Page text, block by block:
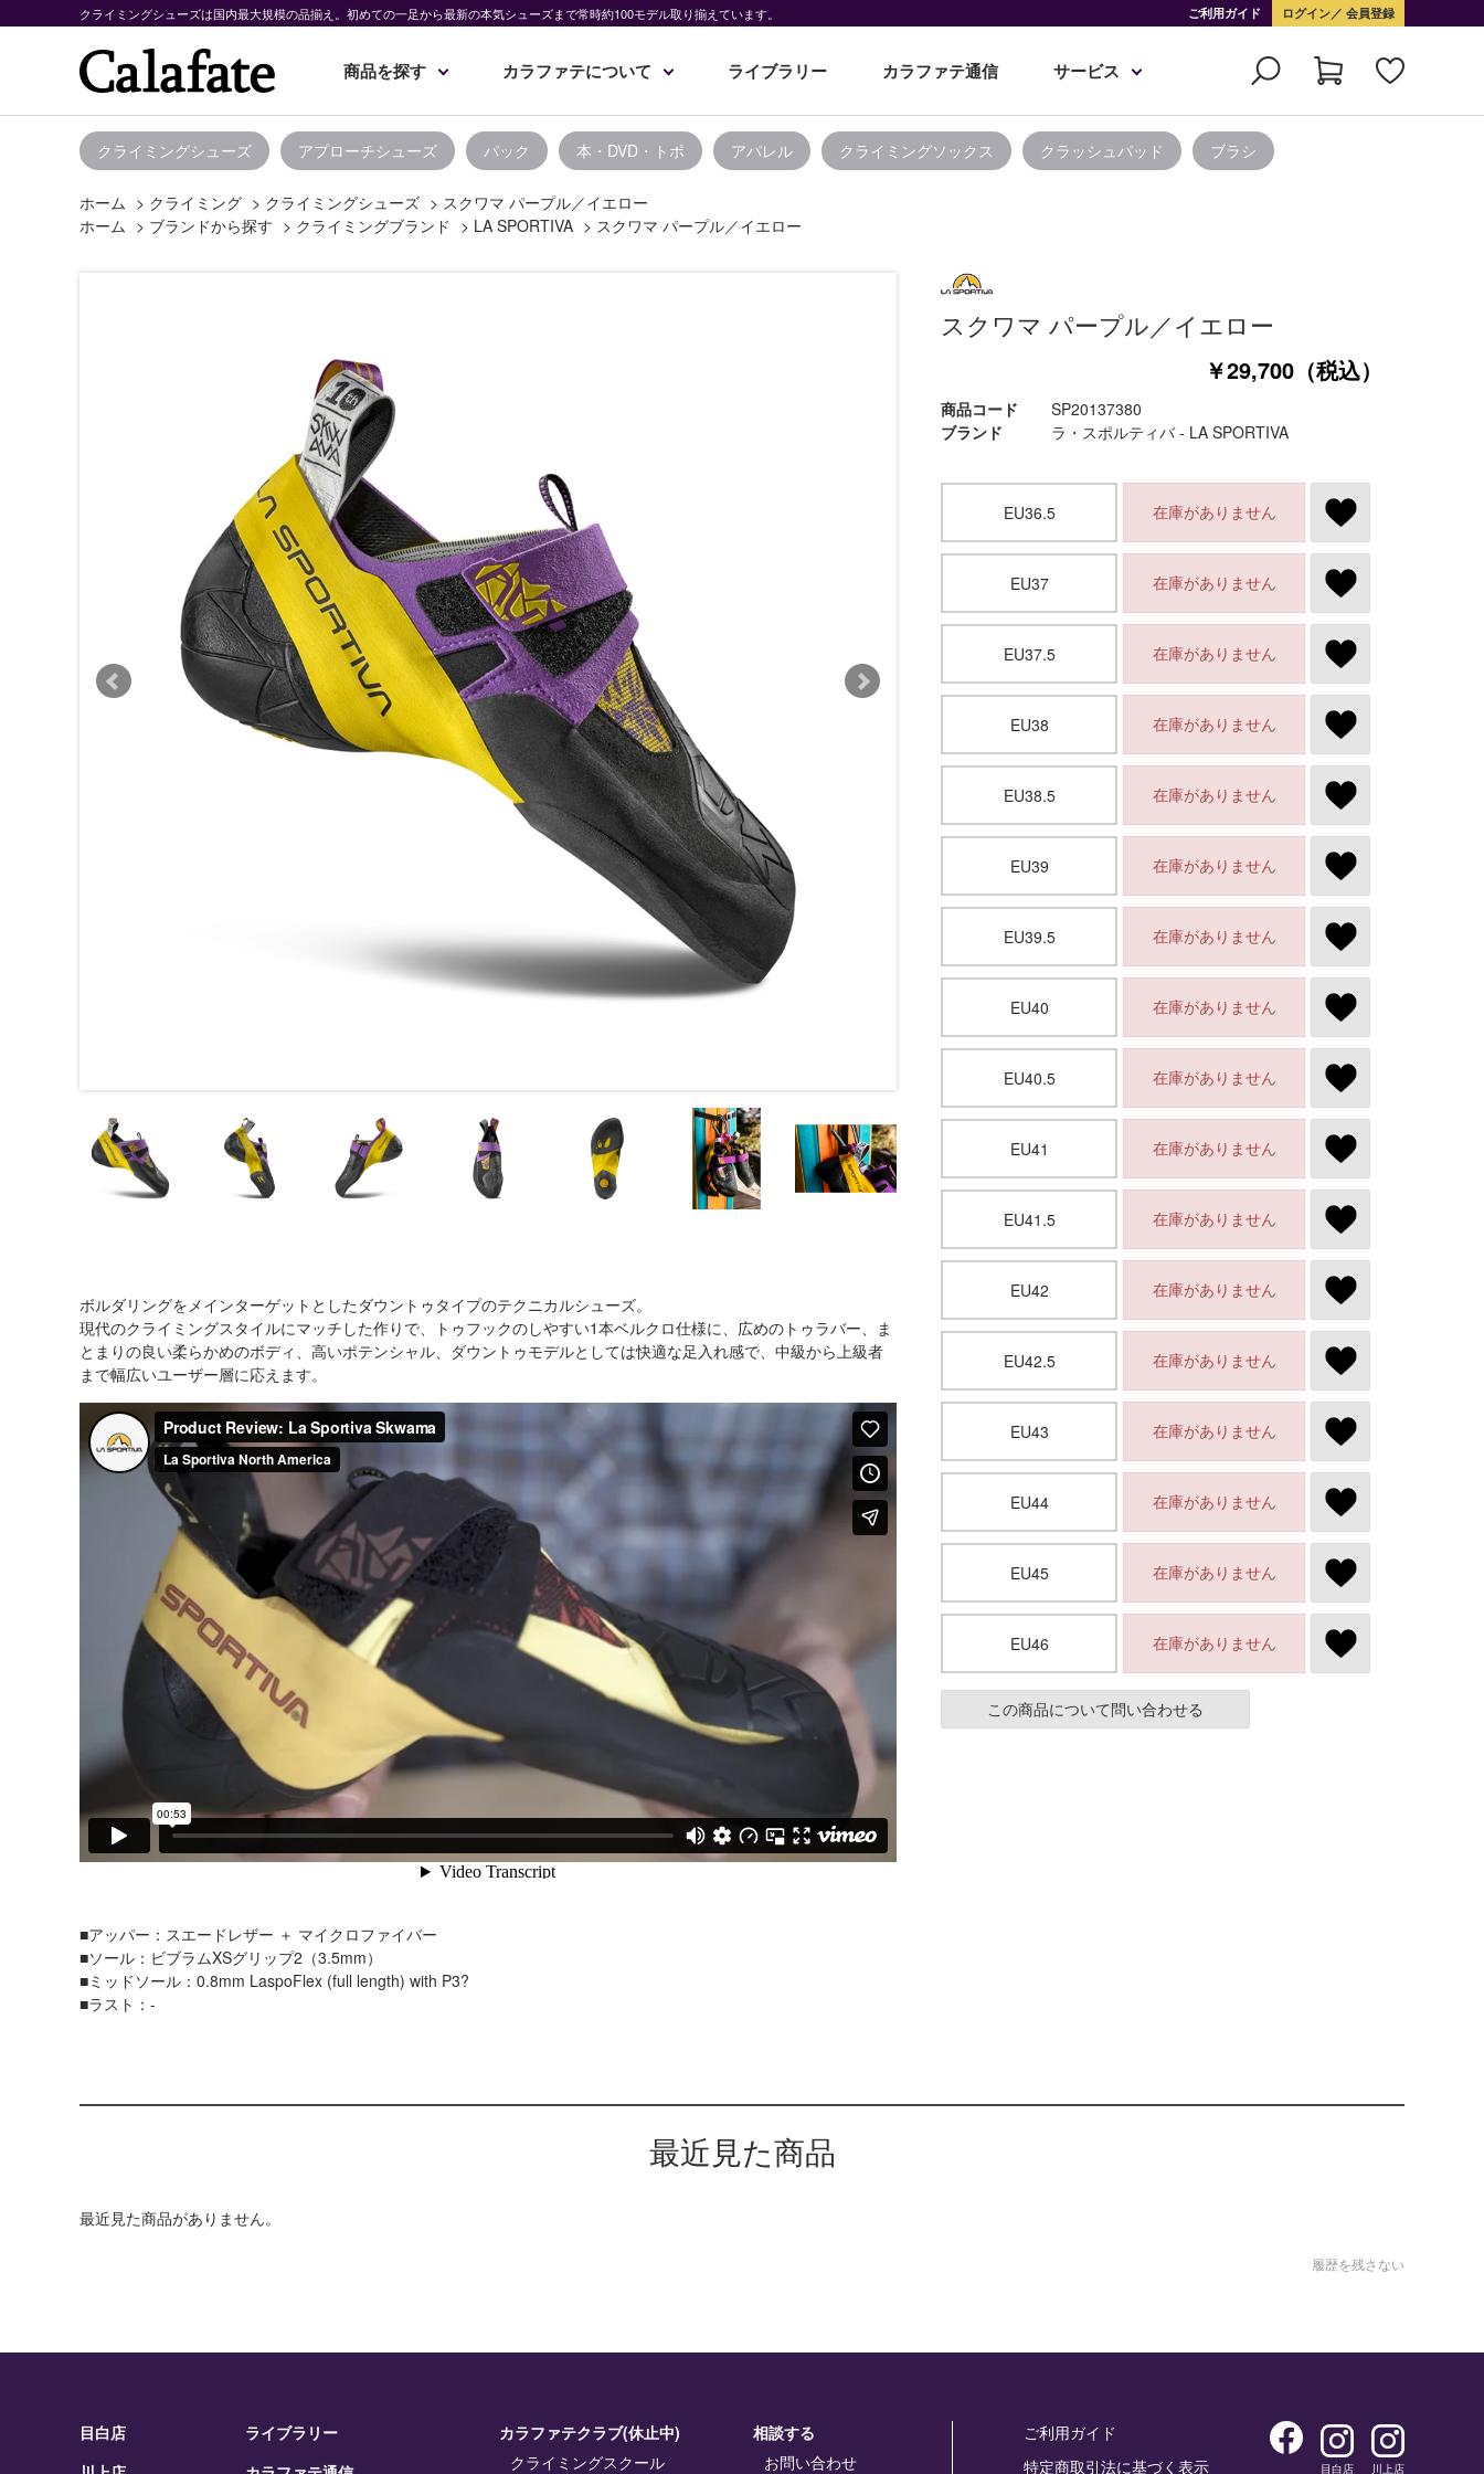
クライミングシューズは国内最大規模の品揃え。初めての一足から最新の本気シューズまで常時約100モデル取り揃えています。 ご利用ガイド ログイン 会員登録
商品を探す カラファテについて ライブラリー カラファテ通信 サービス
クライミングシューズ アプローチシューズ パック 本・DVD・トポ アパレル クライミングソックス クラッシュパッド ブラシ
ホーム > クライミング > クライミングシューズ > スクワマ パープル／イエロー
ホーム > ブランドから探す > クライミングブランド > LA SPORTIVA > スクワマ パープル／イエロー
ボルダリングをメインターゲットとしたダウントゥタイプのテクニカルシューズ。
現代のクライミングスタイルにマッチした作りで、トゥフックのしやすい1本ベルクロ仕様に、広めのトゥラバー、ま
とまりの良い柔らかめのボディ、高いポテンシャル、ダウントゥモデルとしては快適な足入れ感で、中級から上級者
まで幅広いユーザー層に応えます。
■アッパー：スエードレザー ＋ マイクロファイバー
■ソール：ビブラムXSグリップ2（3.5mm）
■ミッドソール：0.8mm LaspoFlex (full length) with P3?
■ラスト：-
スクワマ パープル／イエロー
￥29,700（税込）
商品コード
SP20137380
ブランド
ラ・スポルティバ - LA SPORTIVA
EU36.5 在庫がありません
EU37 在庫がありません
EU37.5 在庫がありません
EU38 在庫がありません
EU38.5 在庫がありません
EU39 在庫がありません
EU39.5 在庫がありません
EU40 在庫がありません
EU40.5 在庫がありません
EU41 在庫がありません
EU41.5 在庫がありません
EU42 在庫がありません
EU42.5 在庫がありません
EU43 在庫がありません
EU44 在庫がありません
EU45 在庫がありません
EU46 在庫がありません
この商品について問い合わせる
最近見た商品
最近見た商品がありません。
履歴を残さない
目白店
ライブラリー
カラファテクラブ(休止中)
クライミングスクール
相談する
お問い合わせ
ご利用ガイド
特定商取引法に基づく表示
目白店 川上店